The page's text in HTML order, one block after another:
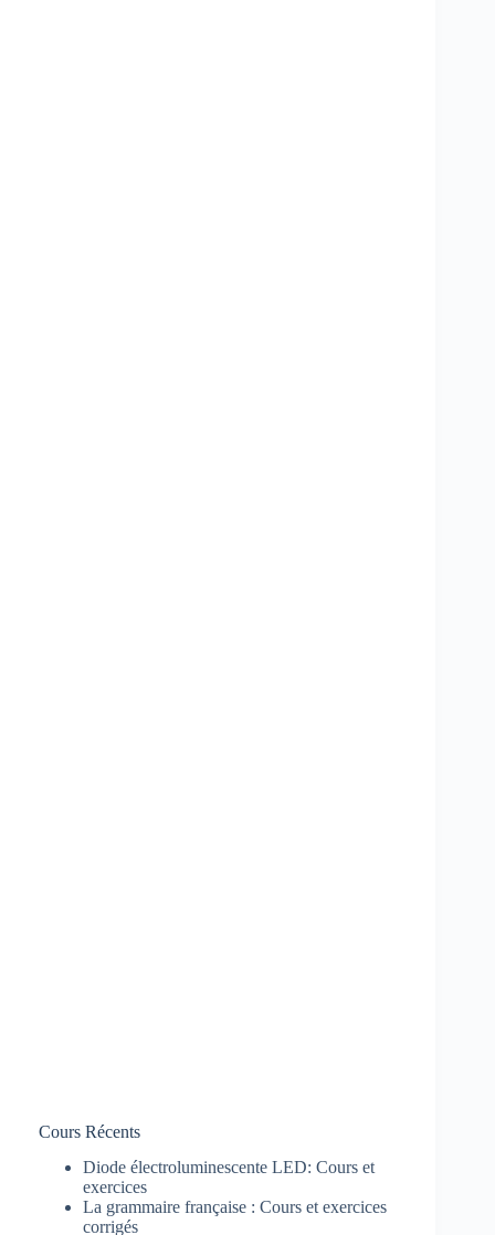
Cours Récents
Diode électroluminescente LED: Cours et
exercices
La grammaire française : Cours et exercices
corrigés